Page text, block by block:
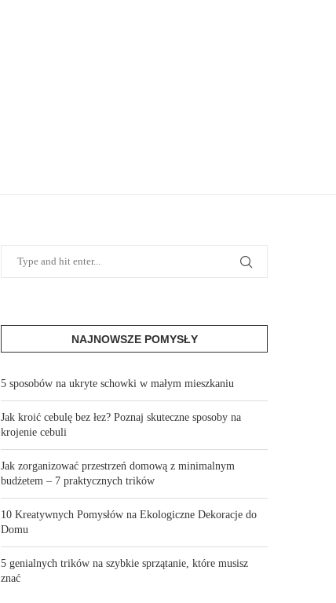
NAJNOWSZE POMYSŁY
5 sposobów na ukryte schowki w małym mieszkaniu
Jak kroić cebulę bez łez? Poznaj skuteczne sposoby na
krojenie cebuli
Jak zorganizować przestrzeń domową z minimalnym
budżetem – 7 praktycznych trików
10 Kreatywnych Pomysłów na Ekologiczne Dekoracje do
Domu
5 genialnych trików na szybkie sprzątanie, które musisz
znać